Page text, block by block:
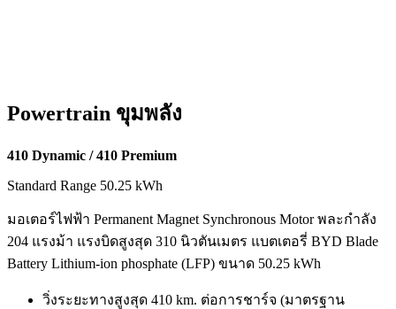
Powertrain ขุมพลัง
410 Dynamic / 410 Premium
Standard Range 50.25 kWh
มอเตอร์ไฟฟ้า Permanent Magnet Synchronous Motor พละกำลัง
204 แรงม้า แรงบิดสูงสุด 310 นิวตันเมตร แบตเตอรี่ BYD Blade
Battery Lithium-ion phosphate (LFP) ขนาด 50.25 kWh
วิ่งระยะทางสูงสุด 410 km. ต่อการชาร์จ (มาตรฐาน